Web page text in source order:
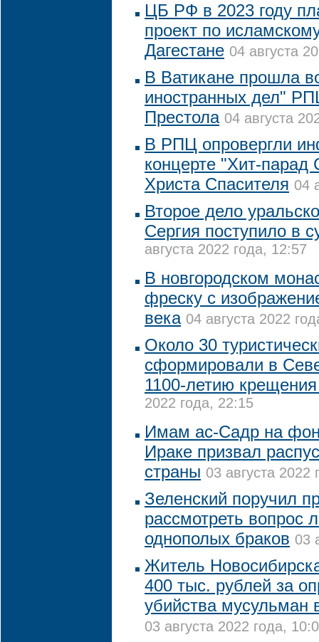
ЦБ РФ в 2023 году
проект по
Дагестане 04 августа
В Ватикане прошла
иностранных дел"
Престола 04 августа
В РПЦ опровергли
концерте "Хит-
Христа Спасителя 04
Второе дело
Сергия поступило в
августа 2022 года, 12:57
В новгородском
фреску с
века 04 августа 2022
Около 30
сформировали в
1100-летию
2022 года, 22:15
Имам ас-Садр на
Ираке призвал
страны 03 августа 2022
Зеленский поручил
рассмотреть вопрос
однополых браков 03
Житель
400 тыс. рублей за
убийства мусульман
03 августа 2022 года,